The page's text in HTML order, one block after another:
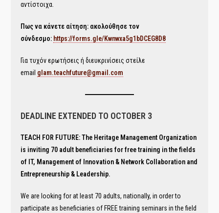
αντίστοιχα.
Πως να κάνετε αίτηση: ακολούθησε τον
σύνδεσμο: https://forms.gle/Kwnwxa5g1bDCEG8D8
Για τυχόν ερωτήσεις ή διευκρινίσεις στείλε
email glam.teachfuture@gmail.com
DEADLINE EXTENDED TO OCTOBER 3
TEACH FOR FUTURE: The Heritage Management Organization
is inviting 70 adult beneficiaries for free training in the fields
of IT, Management of Innovation & Network Collaboration and
Entrepreneurship & Leadership.
We are looking for at least 70 adults, nationally, in order to
participate as beneficiaries of FREE training seminars in the field